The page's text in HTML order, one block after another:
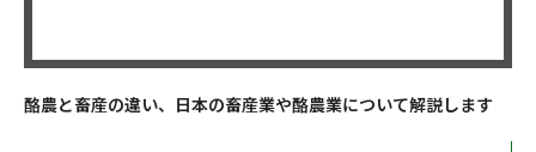
酪農と畜産の違い、日本の畜産業や酪農業について解説します